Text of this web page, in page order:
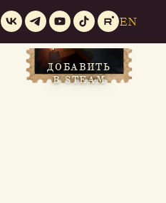
EN
ДОБАВИТЬ
В STEAM